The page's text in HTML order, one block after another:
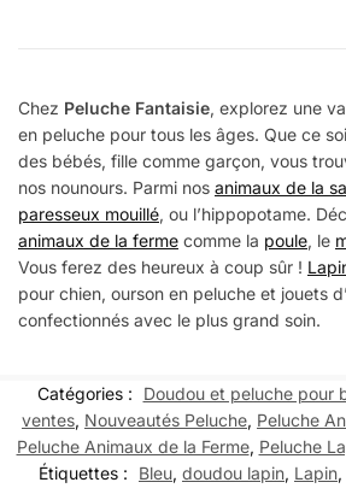
Chez Peluche Fantaisie, explorez une
en peluche pour tous les âges. Que ce
des bébés, fille comme garçon, vous
nos nounours. Parmi nos animaux de la
paresseux mouillé, ou l’hippopotame.
animaux de la ferme comme la poule, le
Vous ferez des heureux à coup sûr !
pour chien, ourson en peluche et jouets
confectionnés avec le plus grand soin.
Catégories : Doudou et peluche pour
ventes, Nouveautés Peluche, Peluche
Peluche Animaux de la Ferme, Peluche
Étiquettes :
Bleu, doudou lapin, Lapin,